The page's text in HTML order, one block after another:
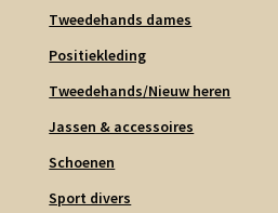
Tweedehands dames
Positiekleding
Tweedehands/Nieuw heren
Jassen & accessoires
Schoenen
Sport divers